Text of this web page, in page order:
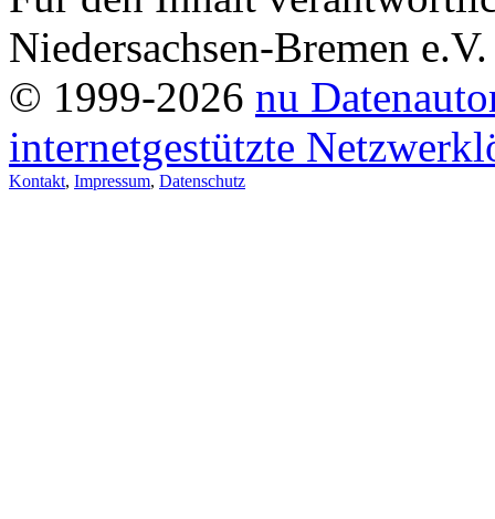
Niedersachsen-Bremen e.V.
© 1999-2026 nu
internetgestützte
Kontakt, Impressum, Datenschutz